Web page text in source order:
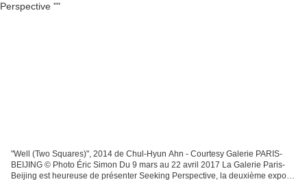
"Well (Two Squares)", 2014 de Chul-Hyun Ahn - Courtesy Galerie PARIS-
BEIJING © Photo Éric Simon Du 9 mars au 22 avril 2017 La Galerie Paris-
Beijing est heureuse de présenter Seeking Perspective, la deuxième expo-